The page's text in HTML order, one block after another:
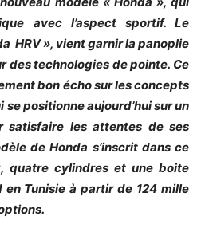
avec l’aspect sportif.Le
HRV », vient garnir la panoplie
des technologies de pointe. Ce
bon écho sur les concepts
se positionne aujourd’hui sur un
satisfaire les attentes de ses
de Honda s’inscrit dans ce
quatre cylindres et une boite
en Tunisie à partir de 124 mille